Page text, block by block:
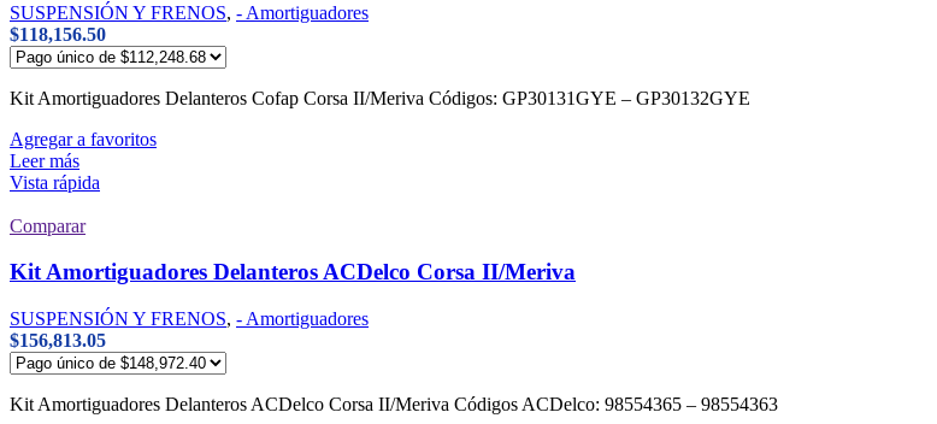
SUSPENSIÓN Y FRENOS, - Amortiguadores
$118,156.50
Kit Amortiguadores Delanteros Cofap Corsa II/Meriva Códigos: GP30131GYE – GP30132GYE
Agregar a favoritos
Leer más
Vista rápida
Comparar
Kit Amortiguadores Delanteros ACDelco Corsa II/Meriva
SUSPENSIÓN Y FRENOS, - Amortiguadores
$156,813.05
Kit Amortiguadores Delanteros ACDelco Corsa II/Meriva Códigos ACDelco: 98554365 – 98554363